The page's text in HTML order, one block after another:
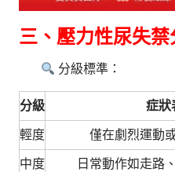
三、壓力性尿失
分級標準：
分級 症狀
輕度 僅在劇烈運動
中度 日常動作如走路